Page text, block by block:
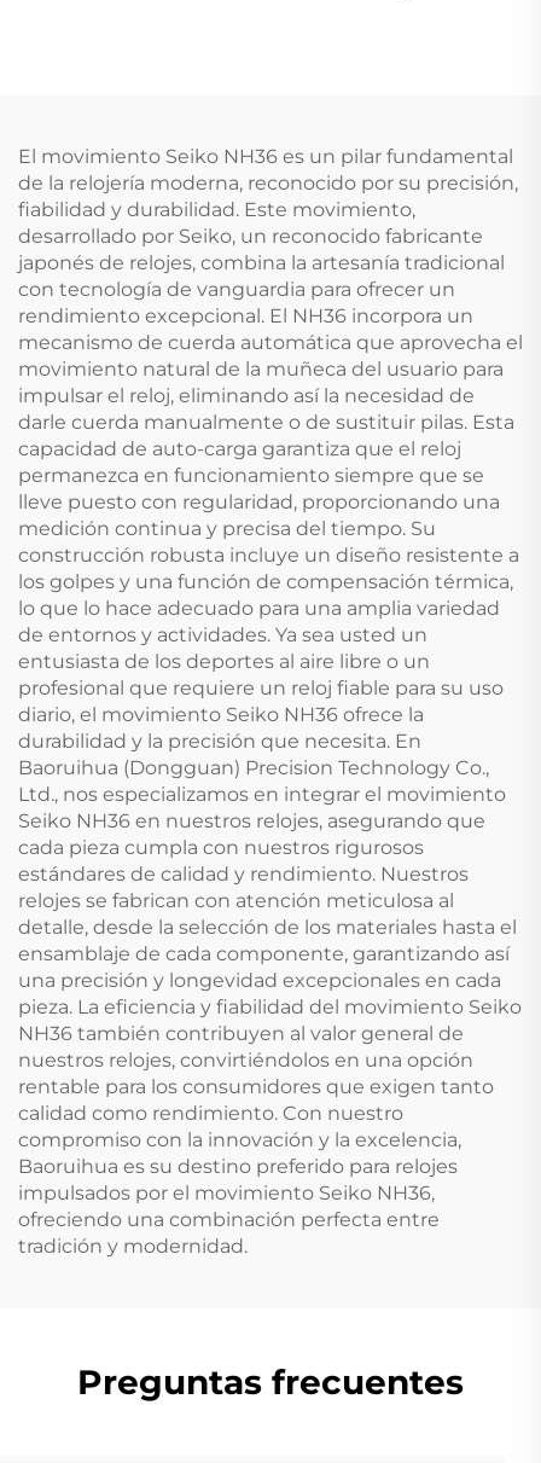
El movimiento Seiko NH36 es un pilar fundamental
de la relojería moderna, reconocido por su precisión,
fiabilidad y durabilidad. Este movimiento,
desarrollado por Seiko, un reconocido fabricante
japonés de relojes, combina la artesanía tradicional
con tecnología de vanguardia para ofrecer un
rendimiento excepcional. El NH36 incorpora un
mecanismo de cuerda automática que aprovecha el
movimiento natural de la muñeca del usuario para
impulsar el reloj, eliminando así la necesidad de
darle cuerda manualmente o de sustituir pilas. Esta
capacidad de auto-carga garantiza que el reloj
permanezca en funcionamiento siempre que se
lleve puesto con regularidad, proporcionando una
medición continua y precisa del tiempo. Su
construcción robusta incluye un diseño resistente a
los golpes y una función de compensación térmica,
lo que lo hace adecuado para una amplia variedad
de entornos y actividades. Ya sea usted un
entusiasta de los deportes al aire libre o un
profesional que requiere un reloj fiable para su uso
diario, el movimiento Seiko NH36 ofrece la
durabilidad y la precisión que necesita. En
Baoruihua (Dongguan) Precision Technology Co.,
Ltd., nos especializamos en integrar el movimiento
Seiko NH36 en nuestros relojes, asegurando que
cada pieza cumpla con nuestros rigurosos
estándares de calidad y rendimiento. Nuestros
relojes se fabrican con atención meticulosa al
detalle, desde la selección de los materiales hasta el
ensamblaje de cada componente, garantizando así
una precisión y longevidad excepcionales en cada
pieza. La eficiencia y fiabilidad del movimiento Seiko
NH36 también contribuyen al valor general de
nuestros relojes, convirtiéndolos en una opción
rentable para los consumidores que exigen tanto
calidad como rendimiento. Con nuestro
compromiso con la innovación y la excelencia,
Baoruihua es su destino preferido para relojes
impulsados por el movimiento Seiko NH36,
ofreciendo una combinación perfecta entre
tradición y modernidad.
Preguntas frecuentes